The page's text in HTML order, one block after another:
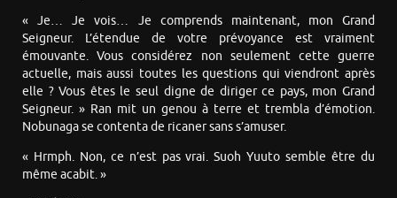
« Je… Je vois… Je comprends maintenant, mon Grand
Seigneur. L’étendue de votre prévoyance est vraiment
émouvante. Vous considérez non seulement cette guerre
actuelle, mais aussi toutes les questions qui viendront après
elle ? Vous êtes le seul digne de diriger ce pays, mon Grand
Seigneur. » Ran mit un genou à terre et trembla d’émotion.
Nobunaga se contenta de ricaner sans s’amuser.
« Hrmph. Non, ce n’est pas vrai. Suoh Yuuto semble être du
même acabit. »